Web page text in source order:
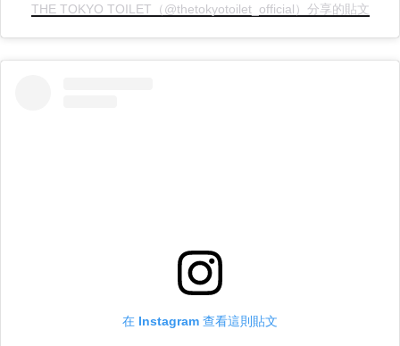
THE TOKYO TOILET（@thetokyotoilet_official）分享的貼文
在 Instagram 查看這則貼文